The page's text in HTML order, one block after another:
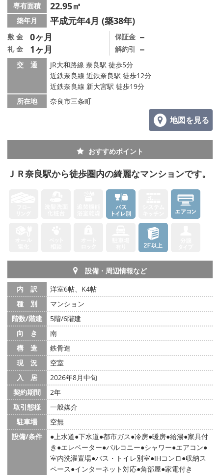
住宅型有料老人 Ｆｌｅｕｒａｇｅ
店舗情報·アクセス
会社概要
メールでお問い合わせ
専有面積 22.95㎡
築年月 平成元年4月 (築38年)
敷 金 0ヶ月
礼 金 1ヶ月
保証金 －
解約引 －
交 通
JR大和路線 奈良駅 徒歩5分
近鉄奈良線 近鉄奈良駅 徒歩12分
近鉄奈良線 新大宮駅 徒歩19分
所在地
奈良市三条町
地図を見る
おすすめポイント
ＪＲ奈良駅から徒歩圏内の綺麗なマンションです。
設備・周辺情報など
内 訳
洋室6帖、K4帖
種 別
マンション
階数/階建
5階/6階建
向 き
南
構 造
鉄骨造
現 況
空室
入 居
2026年8月中旬
契約期間
2年
取引態様
一般媒介
駐車場
空無
設備/条件
上水道 下水道 都市ガス 冷房 暖房 給湯 家具付
き
エレベーター バルコニー シャワー エアコン
室内洗濯置場 バス・トイレ別室 IHコンロ 収納ス
ペース インターネット対応 角部屋 家電付き